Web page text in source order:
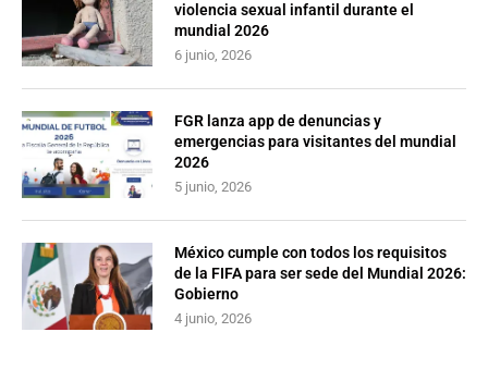
violencia sexual infantil durante el
mundial 2026
6 junio, 2026
FGR lanza app de denuncias y
emergencias para visitantes del mundial
2026
5 junio, 2026
México cumple con todos los requisitos
de la FIFA para ser sede del Mundial 2026:
Gobierno
4 junio, 2026